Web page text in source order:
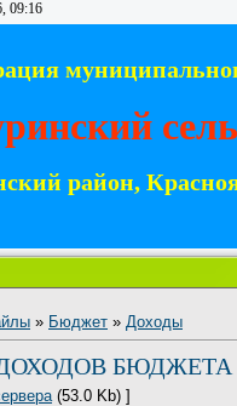
09:16
район,
» Бюджет » Доходы
БЮДЖЕТА
(53.0 Kb) ]